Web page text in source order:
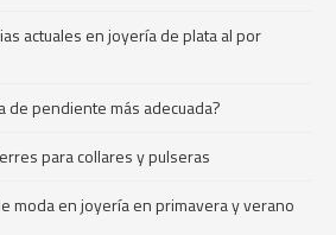
actuales en joyería de plata al por
de pendiente más adecuada?
para collares y pulseras
moda en joyería en primavera y verano